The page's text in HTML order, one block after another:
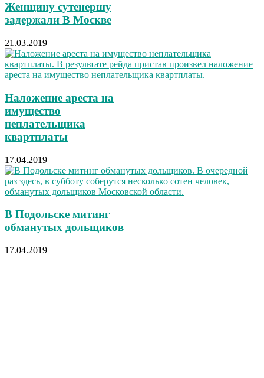
Женщину сутенершу
задержали В Москве
21.03.2019
Наложение ареста на
имущество
неплательщика
квартплаты
17.04.2019
В Подольске митинг
обманутых дольщиков
17.04.2019